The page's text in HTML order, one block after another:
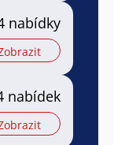
nabídky
nabídek